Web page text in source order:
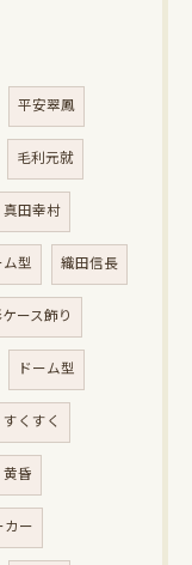
平安翠鳳
毛利元就
真田幸村
型 織田信長
ース飾り
ドーム型
すくすく
黄昏
カー